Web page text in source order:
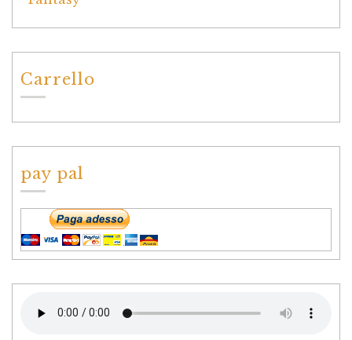
Carrello
pay pal